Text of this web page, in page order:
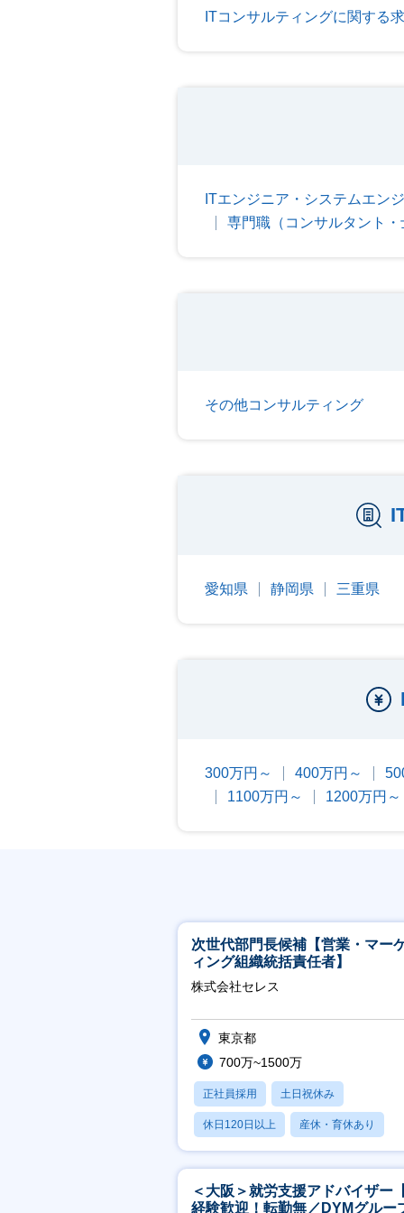
ITコンサルティングに関する
ITエンジニア・システムエン
専門職（コンサルタント
その他コンサルティング
愛知県 静岡県 三重県
300万円～ 400万円～
1100万円～
1200万円～
次世代部門長候補【営業・マー
ィング組織統括責任者】
株式会社セレス
東京都
700万~1500万
正社員採用 土日祝休み
休日120日以上 産休・育休あり
賞与あり
＜大阪＞就労支援アドバイザー
経験歓迎！転勤無／DYMグルー